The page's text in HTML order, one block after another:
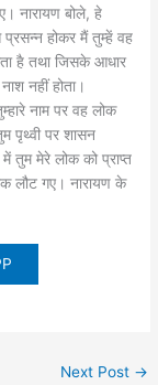
नारायण बोले, हे
प्रसन्न होकर मैं तुम्हें वह
है तथा जिसके आधार
नहीं होता।
नाम पर वह लोक
पृथ्वी पर शासन
तुम मेरे लोक को प्राप्त
लौट गए। नारायण के
Next Post →